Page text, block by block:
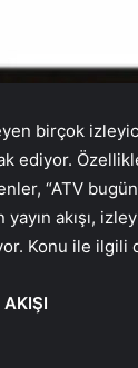
birçok
ediyor.
“ATV
akışı,
Konu ile ilgili